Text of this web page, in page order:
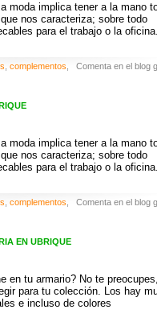
moda implica tener a la mano
nos caracteriza; sobre todo
para el trabajo o la
Comenta en el blog
complementos
moda implica tener a la mano
nos caracteriza; sobre todo
para el trabajo o la
Comenta en el blog
complementos
EN UBRIQUE
en tu armario? No te
para tu colección. Los hay
e incluso de colores